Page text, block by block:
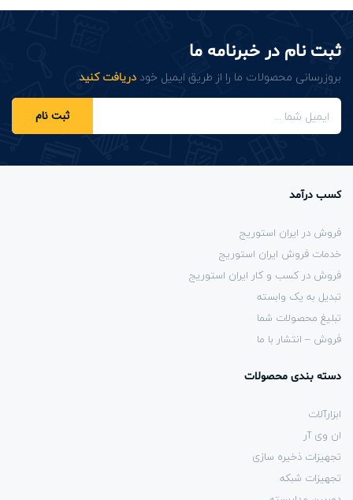
ثبت نام در خبرنامه ما
بروزرسانی محصولات ما را از طریق ایمیل خود دریافت کنید.
ثبت نام
کسب درآمد
فروش در ایران استوریج
خدمات فروش ایران استوریج
فروش در کسب و کار ایران استوریج
تبدیل به یک وابسته
تبلیغ محصولات شما
فروش – انتشار با ما
دسته بندی محصولات
ابزارآلات
ان وی آر
تجهیزات ذخیره سازی
تجهیزات شبکه